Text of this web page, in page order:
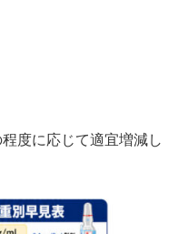
度に応じて適宜増減し